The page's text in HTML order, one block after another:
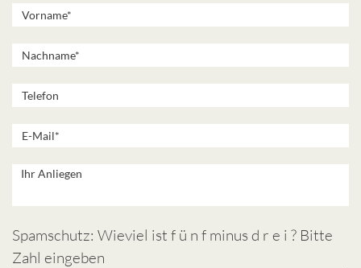
Spamschutz: Wieviel ist f ü n f minus d r e i ? Bitte
Zahl eingeben